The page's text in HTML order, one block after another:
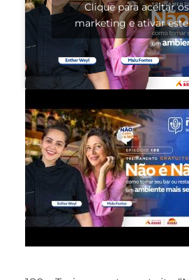
Clique para aceitar
marketing e ativar